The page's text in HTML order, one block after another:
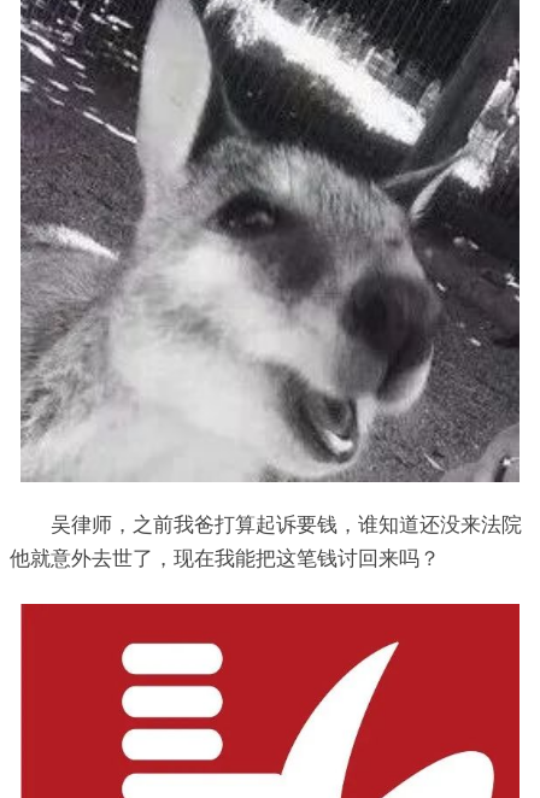
吴律师，之前我爸打算起诉要钱，谁知道还没来法院
他就意外去世了，现在我能把这笔钱讨回来吗？